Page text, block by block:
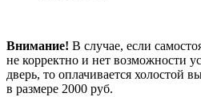
Внимание! В случае, если
не корректно и нет возможности
дверь, то оплачивается холостой
в размере 2000 руб.